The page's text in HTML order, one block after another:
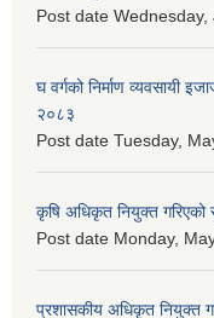
Post date
घ वर्गको निर्माण व्यवसायी
२०८३
Post date Tuesday,
कृषि अधिकृत नियुक्त
Post date Monday,
प्रशासकीय अधिकृत नियुक्त